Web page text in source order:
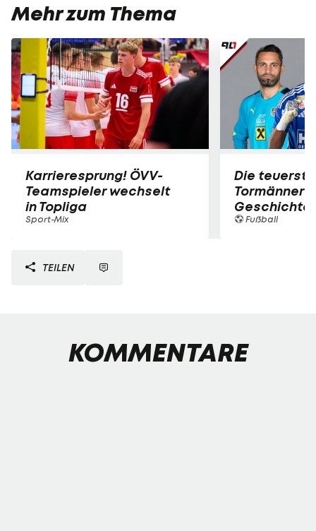
Mehr zum Thema
Karrieresprung! ÖVV-
Teamspieler wechselt
in Topliga
Sport-Mix
Die
Tormänner
Geschichte
Fußball
TEILEN
KOMMENTARE